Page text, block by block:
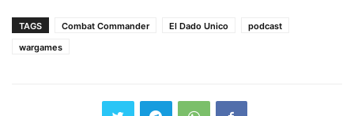
TAGS Combat Commander El Dado Unico
podcast
wargames